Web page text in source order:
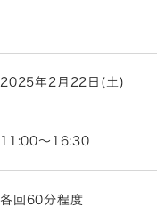
2025年2月22日(土)
11:00～16:30
各回60分程度